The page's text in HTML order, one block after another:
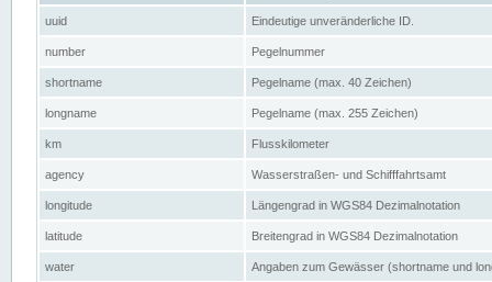
uuid Eindeutige unveränderliche ID.
number Pegelnummer
shortname Pegelname (max. 40 Zeichen)
longname Pegelname (max. 255 Zeichen)
km Flusskilometer
agency Wasserstraßen- und Schifffahrtsamt
longitude Längengrad in WGS84 Dezimalnotation
latitude Breitengrad in WGS84 Dezimalnotation
water Angaben zum Gewässer (shortname und